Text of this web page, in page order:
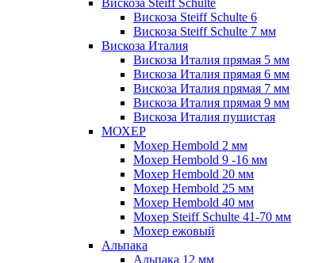
Вискоза Steiff Schulte 6
Вискоза Steiff Schulte 7 мм
Вискоза Италия
Вискоза Италия прямая 5 мм
Вискоза Италия прямая 6 мм
Вискоза Италия прямая 7 мм
Вискоза Италия прямая 9 мм
Вискоза Италия пушистая
МОХЕР
Мохер Hembold 2 мм
Мохер Hembold 9 -16 мм
Мохер Hembold 20 мм
Мохер Hembold 25 мм
Мохер Hembold 40 мм
Мохер Steiff Schulte 41-70 мм
Мохер ежовый
Альпака
Альпака 12 мм